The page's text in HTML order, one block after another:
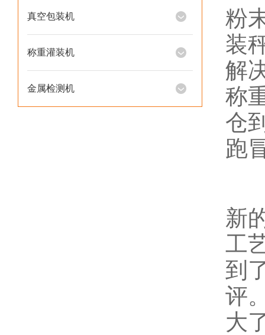
真空包装机
称重灌装机
金属检测机
粉
装
解
称
仓
跑
新
工
到
评
大